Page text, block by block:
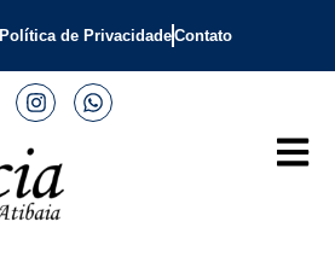
Política de PrivacidadeContato